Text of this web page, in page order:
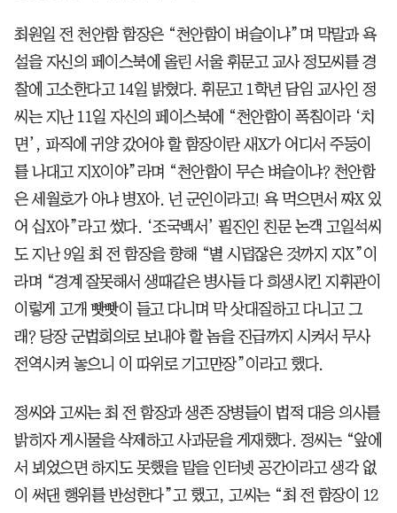
최원일 전 천안함 함장은 “천안함이 벼슬이냐”며 막말과 욕
설을 자신의 페이스북에 올린 서울 휘문고 교사 정모씨를 경
찰에 고소한다고 14일 밝혔다. 휘문고 1학년 담임 교사인 정
씨는 지난 11일 자신의 페이스북에 “천안함이 폭침이라 ‘치
면’, 파직에 귀양 갔어야 할 함장이란 새X가 어디서 주둥이
를 나대고 지X이야”라며 “천안함이 무슨 벼슬이냐? 천안함
은 세월호가 아냐 병X아. 넌 군인이라고! 욕 먹으면서 짜X 있
어 십X아”라고 썼다. ‘조국백서’ 필진인 친문 논객 고일석씨
도 지난 9일 최 전 함장을 향해 “별 시덥잖은 것까지 지X”이
라며 “경계 잘못해서 생때같은 병사들 다 희생시킨 지휘관이
이렇게 고개 빳빳이 들고 다니며 막 삿대질하고 다니고 그
래? 당장 군법회의로 보내야 할 놈을 진급까지 시켜서 무사
전역시켜 놓으니 이 따위로 기고만장”이라고 했다.
정씨와 고씨는 최 전 함장과 생존 장병들이 법적 대응 의사를
밝히자 게시물을 삭제하고 사과문을 게재했다. 정씨는 “앞에
서 뵈었으면 하지도 못했을 말을 인터넷 공간이라고 생각 없
이 써댄 행위를 반성한다”고 했고, 고씨는 “최 전 함장이 12